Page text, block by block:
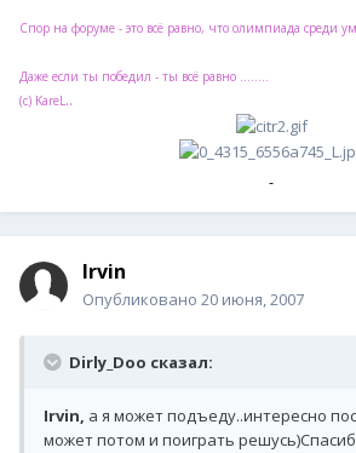
Спор на форуме - это всё равно, что олимпиада среди
Даже если ты победил - ты всё равно ........
(с) KareL..
Irvin
Опубликовано 20 июня, 2007
Dirly_Doo сказал:
Irvin, а я может подъеду..интересно
может потом и поиграть